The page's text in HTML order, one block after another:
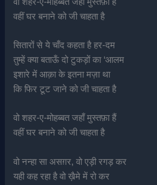
वहीं घर बनाने को जी चाहता है
सितारों से ये चाँद कहता है हर-दम
तुम्हें क्या बताऊँ दो टुकड़ों का ‘आलम
इशारे में आक़ा के इतना मज़ा था
कि फिर टूट जाने को जी चाहता है
वो शहर-ए-मोहब्बत जहाँ मुस्तफ़ा हैं
वहीं घर बनाने को जी चाहता है
वो नन्हा सा असग़र, वो एड़ी रगड़ कर
यही कह रहा है वो ख़ैमे में रो कर